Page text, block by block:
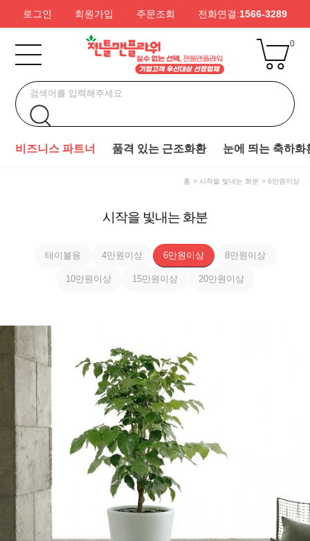
로그인 회원가입 주문조회 전화연결:1566-3289
0
비즈니스 파트너 품격 있는 근조화환 눈에 띄는 축하화
홈 시작을 빛내는 화분 6만원이상
시작을 빛내는 화분
테이블용 4만원이상 6만원이상 8만원이상
10만원이상 15만원이상 20만원이상